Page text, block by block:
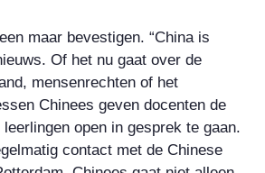
maar bevestigen. “China is
Of het nu gaat over de
mensenrechten of het
Chinees geven docenten de
open in gesprek te gaan.
contact met de Chinese